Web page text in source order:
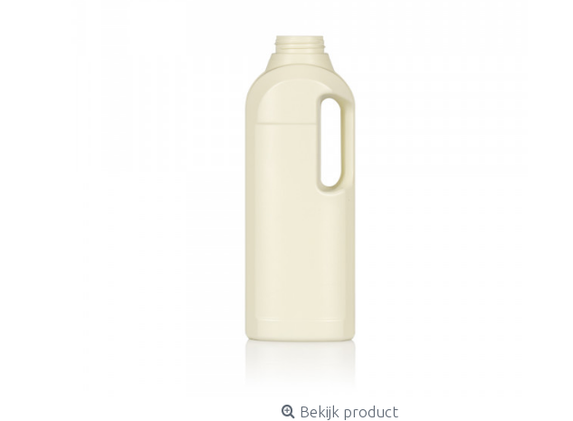
Bekijk product